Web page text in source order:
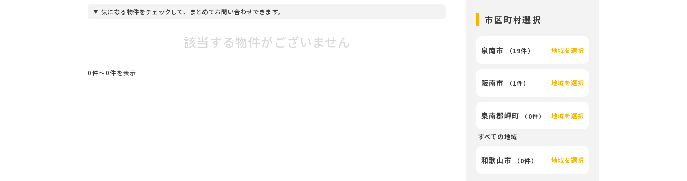
気になる物件をチェックして、まとめてお問い合わせできます。
該当する物件がございません
0件〜0件を表示
市区町村選択
泉南市 （19件） 地域を選択
阪南市 （1件） 地域を選択
泉南郡岬町 （0件） 地域を選択
すべての地域
和歌山市 （0件） 地域を選択